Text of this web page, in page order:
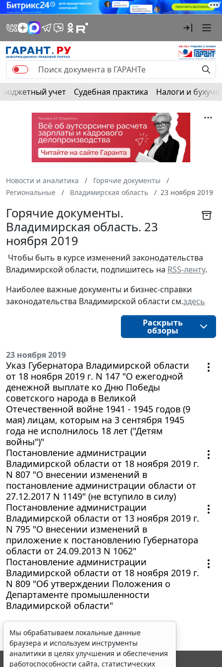
Бюджетный учет Судебная практика Налоги и
Новости и аналитика
Горячие документы
Региональные
Владимирская область 23 ноября 2019
Горячие документы.
Владимирская область. 23
ноября 2019
Чтобы быть в курсе изменений законодательства
Владимирской области, подпишитесь на RSS-ленту.
Наиболее важные документы и бизнес-справки
законодательства Владимирской области см.здесь
Раскрыть
обзоры
23 ноября 2019
Указ Губернатора Владимирской области
от 18 ноября 2019 г. N 147 "О ежегодной
денежной выплате ко Дню Победы
советского народа в Великой
Отечественной войне 1941 - 1945 годов (9
мая) лицам, которым на 3 сентября 1945
года не исполнилось 18 лет ("Детям
войны")"
Постановление администрации
Владимирской области от 18 ноября 2019 г.
N 807 "О внесении изменений в
постановление администрации области от
27.12.2017 N 1149" (не вступило в силу)
Постановление администрации
Владимирской области от 13 ноября 2019 г.
N 795 "О внесении изменений в
приложение к постановлению Губернатора
области от 24.09.2013 N 1062"
Постановление администрации
Владимирской области от 18 ноября 2019 г.
N 809 "Об утверждении Положения о
Департаменте промышленности
Владимирской области"
Мы обрабатываем локальные данные
браузера и используем инструменты
аналитики в целях улучшения и обеспечения
работоспособности сайта, статистических